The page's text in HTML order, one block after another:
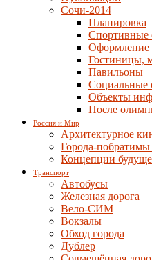
Сочи-2014
Планировка
Спортивные
Оформление
Гостиницы,
Павильоны
Социальные
Объекты
После
Россия и Мир
Архитектурное
Города-
Концепции
Транспорт
Автобусы
Железная дорога
Вело-СИМ
Вокзалы
Обход города
Дублер